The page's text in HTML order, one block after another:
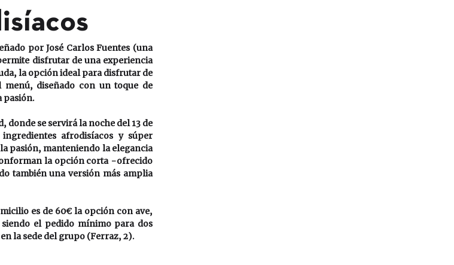
por José Carlos Fuentes (una
disfrutar de una experiencia
la opción ideal para disfrutar de
menú, diseñado con un toque de
pasión.
donde se servirá la noche del 13 de
afrodisíacos y súper
pasión, manteniendo la elegancia
la opción corta -ofrecido
también una versión más amplia
es de 60€ la opción con ave,
el pedido mínimo para dos
la sede del grupo (Ferraz, 2).